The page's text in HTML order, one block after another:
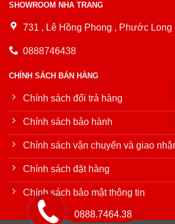
SHOWROOM NHA TRANG
731 , Lê Hồng Phong , Phước Long
0888746438
CHÍNH SÁCH BÁN HÀNG
Chính sách đổi trả hàng
Chính sách bảo hành
Chính sách vận chuyển và giao
Chính sách đặt hàng
Chính sách bảo mật thông tin
0888.7464.38